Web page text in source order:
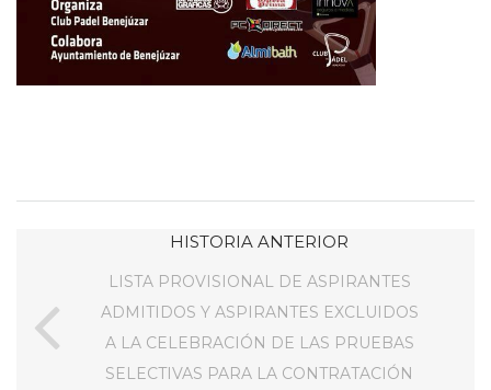
HISTORIA ANTERIOR
LISTA PROVISIONAL DE ASPIRANTES
ADMITIDOS Y ASPIRANTES EXCLUIDOS
A LA CELEBRACIÓN DE LAS PRUEBAS
SELECTIVAS PARA LA CONTRATACIÓN